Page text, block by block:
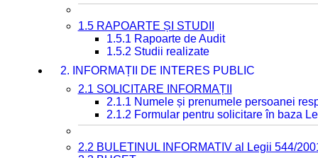
1.5 RAPOARTE ȘI STUDII
1.5.1 Rapoarte de Audit
1.5.2 Studii realizate
2. INFORMAȚII DE INTERES PUBLIC
2.1 SOLICITARE INFORMAȚII
2.1.1 Numele și prenumele persoanei
2.1.2 Formular pentru solicitare în baza
2.2 BULETINUL INFORMATIV al Legii 544/